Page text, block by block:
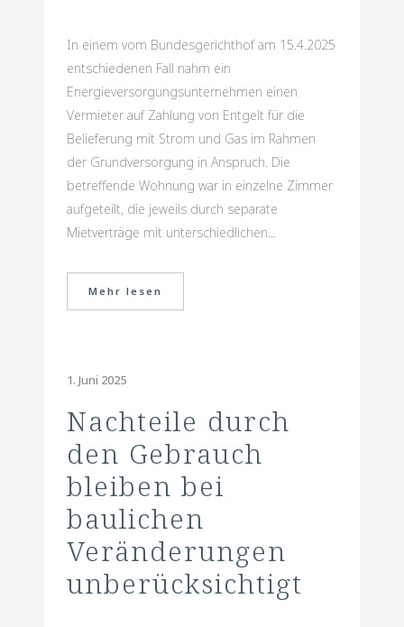
In einem vom Bundesgerichthof am 15.4.2025
entschiedenen Fall nahm ein
Energieversorgungsunternehmen einen
Vermieter auf Zahlung von Entgelt für die
Belieferung mit Strom und Gas im Rahmen
der Grundversorgung in Anspruch. Die
betreffende Wohnung war in einzelne Zimmer
aufgeteilt, die jeweils durch separate
Mietverträge mit unterschiedlichen...
Mehr lesen
1. Juni 2025
Nachteile durch
den Gebrauch
bleiben bei
baulichen
Veränderungen
unberücksichtigt